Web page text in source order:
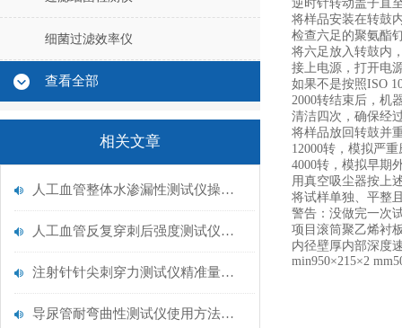
细菌过滤效率仪
查看全部
相关文章
人工血管整体水渗漏性测试仪操作中最容易出错的步骤
人工血管反复穿刺后强度测试仪是什么？透析患者的“生命管“质量靠它把关！
注射针针尖刺穿力测试仪精准量化针尖锋利度，构筑临床安全防线
导尿管耐弯曲性测试仪使用方法与操作规范
逆时针转动盖子直
将样品安装在转鼓
检查六足的聚氨酯
将六足放入转鼓内
接上电源，打开电
如果不是按照ISO
2000转结束后，机
清洁四次，确保经
将样品放回转鼓并
12000转，模拟严
4000转，模拟早期
用真空吸尘器按上
将试样单独、平整
警告：没做完一次
项目滚筒聚乙烯衬
内径壁厚内部深度
min950×215×2